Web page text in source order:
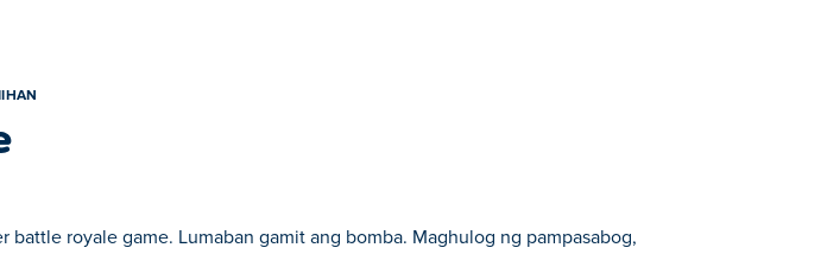
battle royale game. Lumaban gamit ang bomba. Maghulog ng pampasabog,